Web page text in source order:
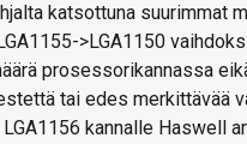
katsottuna suurimmat
>LGA1150
prosessorikannassa
tai edes merkittävää
kannalle Haswell